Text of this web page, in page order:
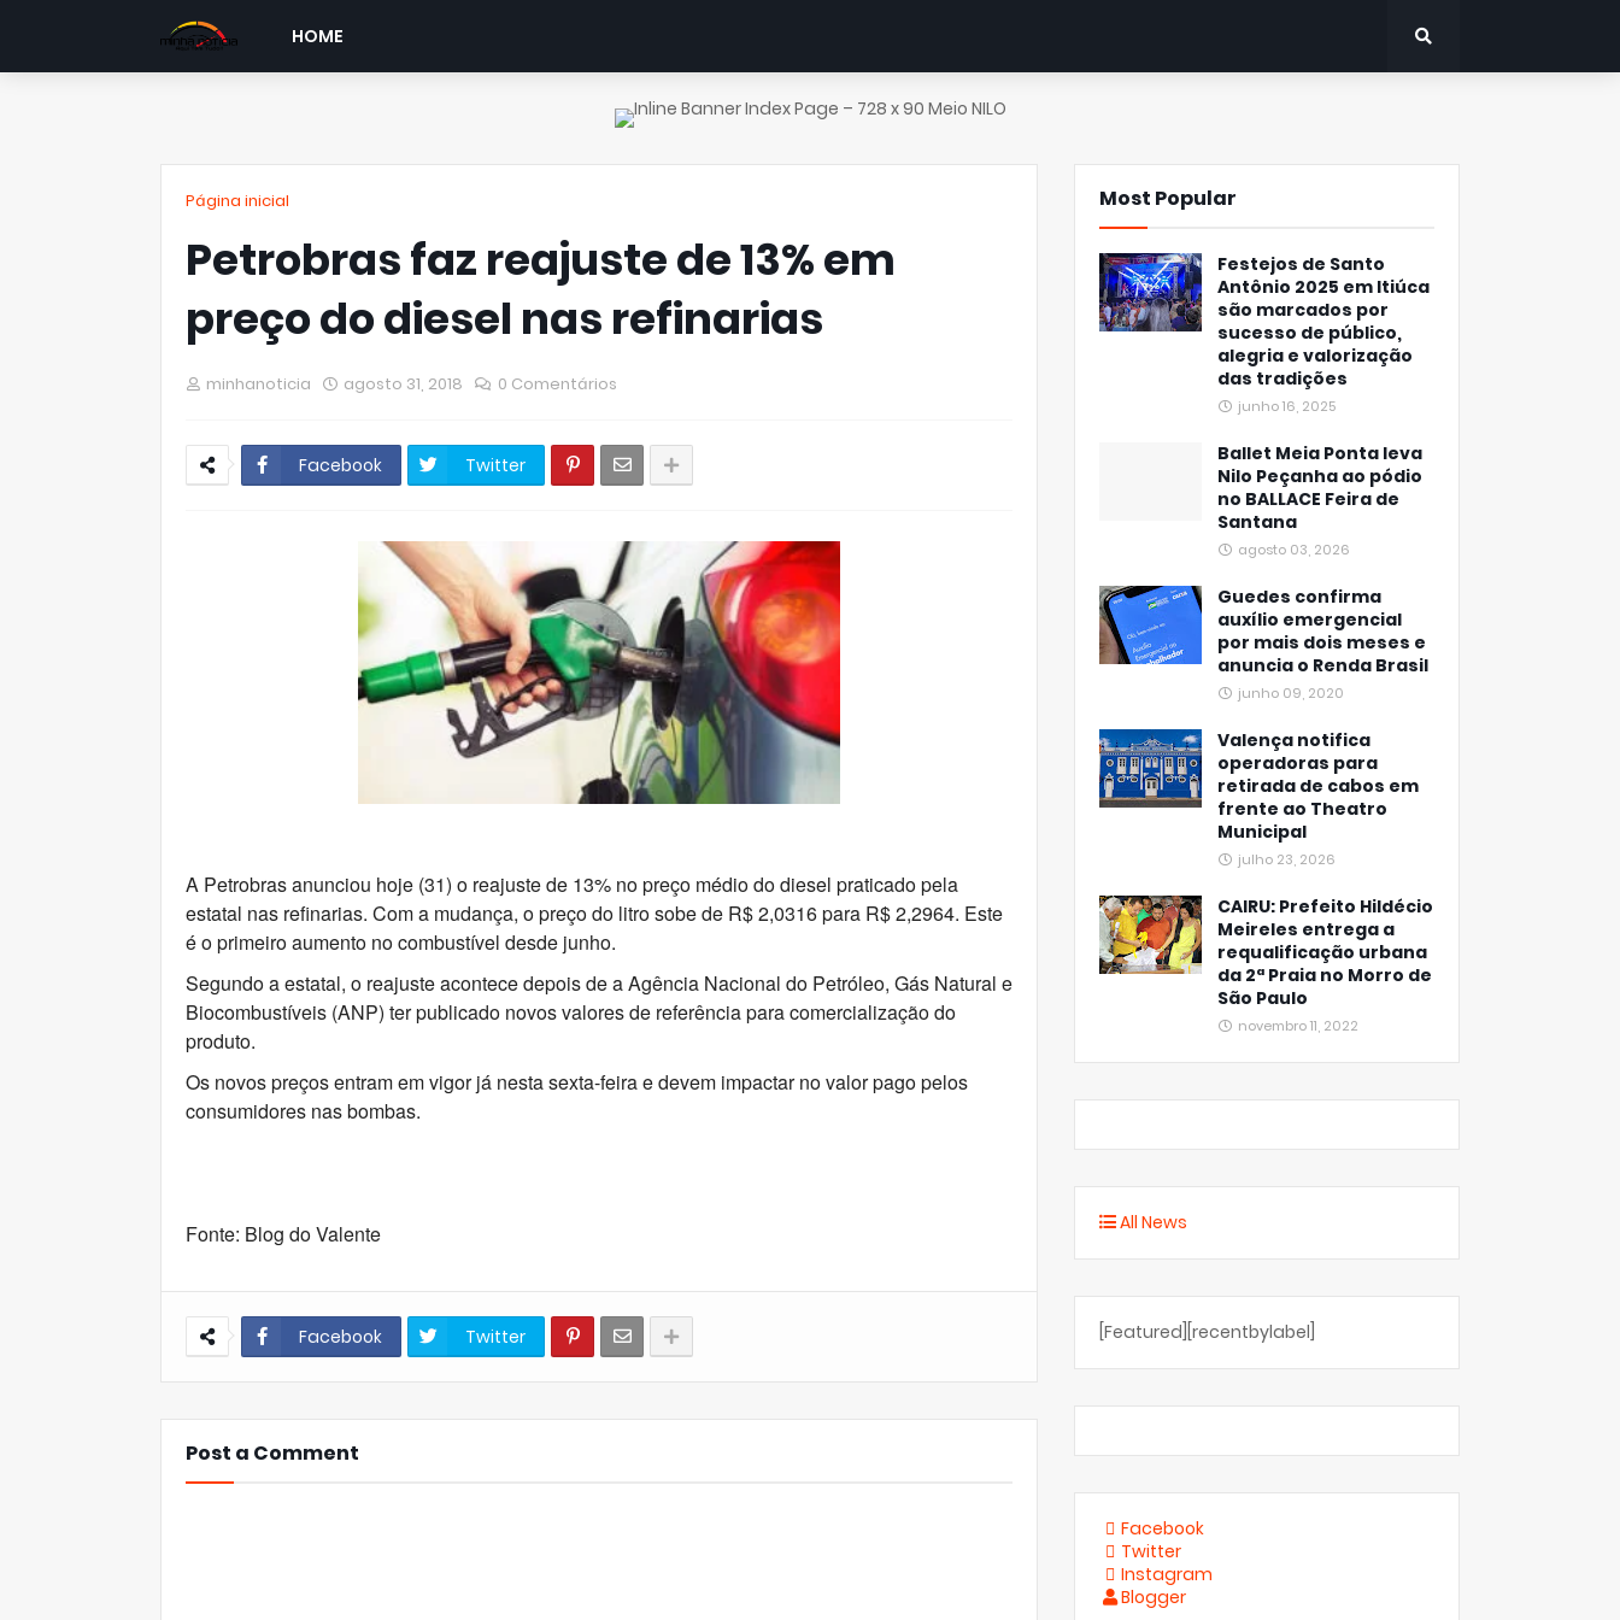
HOME
Página inicial
Petrobras faz reajuste de 13% em
preço do diesel nas refinarias
minhanoticia agosto 31, 2018 0 Comentários
Facebook Twitter
A Petrobras anunciou hoje (31) o reajuste de 13% no preço médio do diesel praticado pela
estatal nas refinarias. Com a mudança, o preço do litro sobe de R$ 2,0316 para R$ 2,2964. Este
é o primeiro aumento no combustível desde junho.
Segundo a estatal, o reajuste acontece depois de a Agência Nacional do Petróleo, Gás Natural e
Biocombustíveis (ANP) ter publicado novos valores de referência para comercialização do
produto.
Os novos preços entram em vigor já nesta sexta-feira e devem impactar no valor pago pelos
consumidores nas bombas.
Fonte: Blog do Valente
Facebook Twitter
Post a Comment
Most Popular
Festejos de Santo
Antônio 2025 em Itiúca
são marcados por
sucesso de público,
alegria e valorização
das tradições
junho 16, 2025
Ballet Meia Ponta leva
Nilo Peçanha ao pódio
no BALLACE Feira de
Santana
agosto 03, 2026
Guedes confirma
auxílio emergencial
por mais dois meses e
anuncia o Renda Brasil
junho 09, 2020
Valença notifica
operadoras para
retirada de cabos em
frente ao Theatro
Municipal
julho 23, 2026
CAIRU: Prefeito Hildécio
Meireles entrega a
requalificação urbana
da 2ª Praia no Morro de
São Paulo
novembro 11, 2022
All News
[Featured][recentbylabel]
Facebook
Twitter
Instagram
Blogger